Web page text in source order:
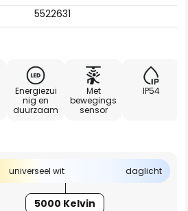
5522631
Energiezui
nig en
duurzaam
Met
bewegings
sensor
IP54
universeel wit daglicht
5000 Kelvin